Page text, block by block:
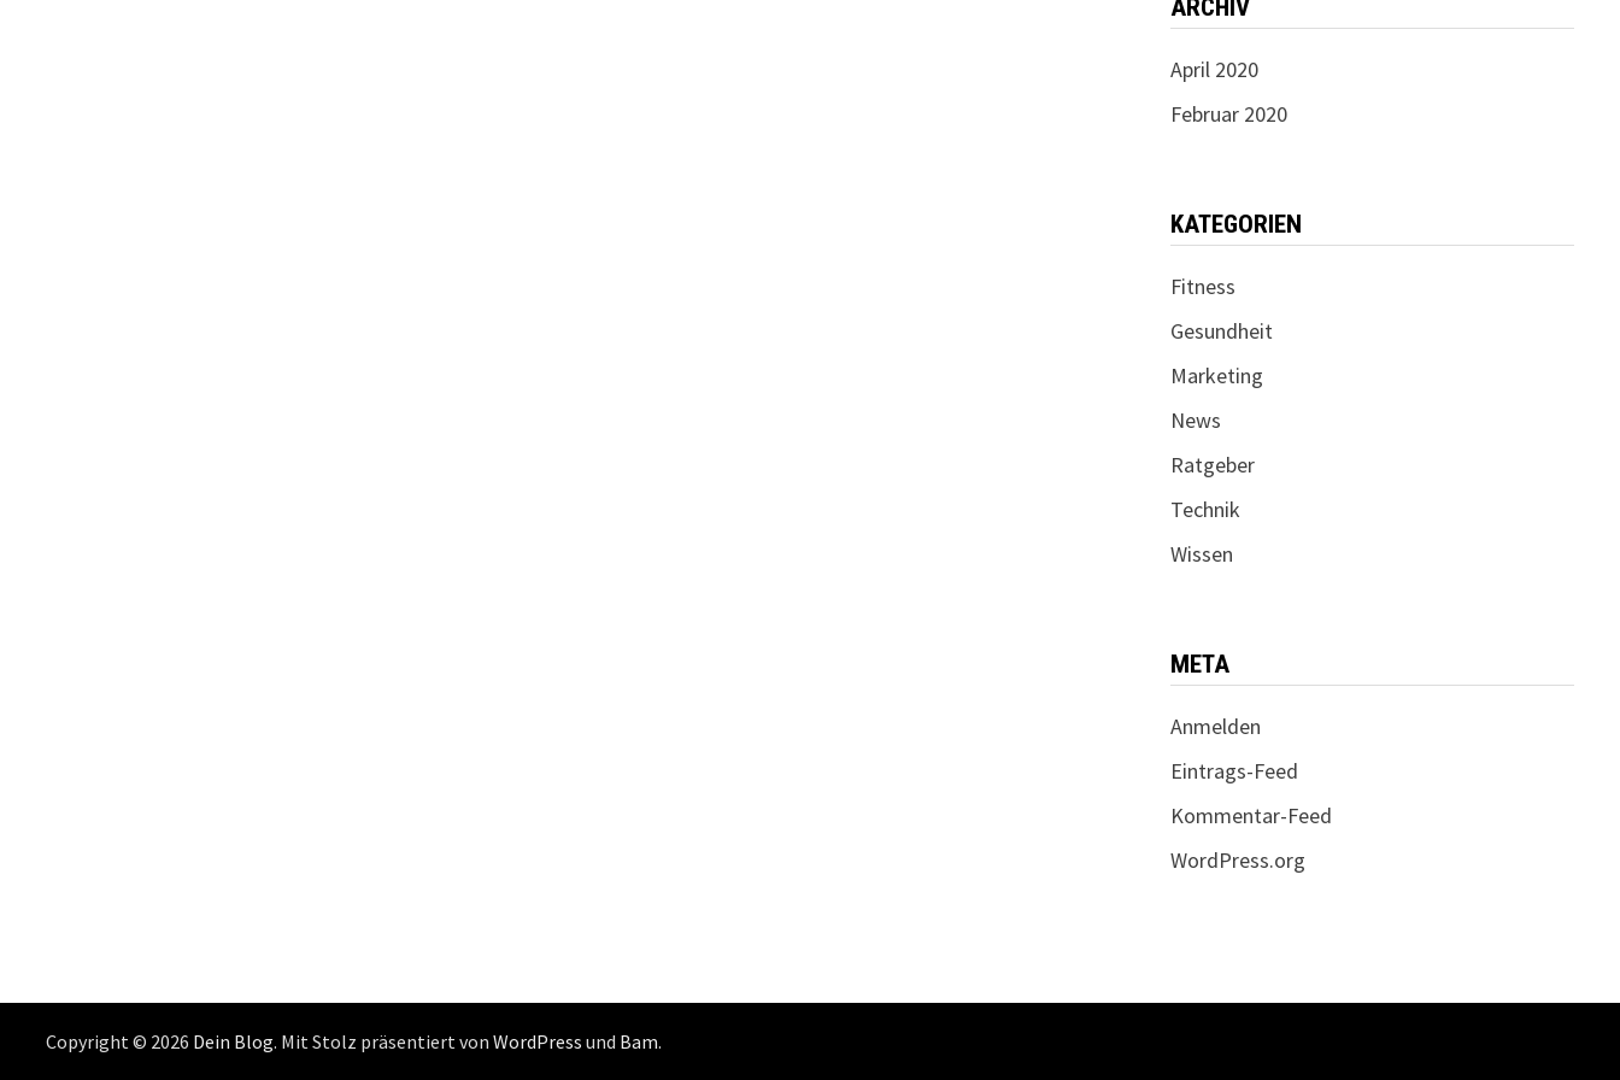
ARCHIV
April 2020
Februar 2020
KATEGORIEN
Fitness
Gesundheit
Marketing
News
Ratgeber
Technik
Wissen
META
Anmelden
Eintrags-Feed
Kommentar-Feed
WordPress.org
Copyright © 2026 Dein Blog. Mit Stolz präsentiert vonWordPress und Bam.